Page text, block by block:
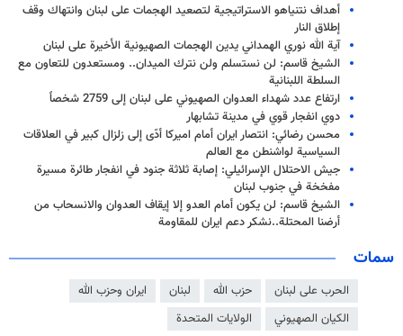
أهداف نتنياهو الاستراتيجية لتصعيد الهجمات على لبنان وانتهاك وقف
إطلاق النار
آية الله نوري الهمداني يدين الهجمات الصهيونية الأخيرة على لبنان
الشيخ قاسم: لن نستسلم ولن نترك الميدان.. ومستعدون للتعاون مع
السلطة اللبنانية
ارتفاع عدد شهداء العدوان الصهيوني على لبنان إلى 2759 شخصاً
دوي انفجار قوي في مدينة تشابهار
محسن رضائي: انتصار ايران أمام اميركا أدّى إلى زلزال كبير في العلاقات
السياسية لواشنطن مع العالم
جيش الاحتلال الإسرائيلي: إصابة ثلاثة جنود في انفجار طائرة مسيرة
مفخخة في جنوب لبنان
الشيخ قاسم: لن يكون أمام العدو إلا إيقاف العدوان والانسحاب من
أرضنا المحتلة..نشكر دعم ايران للمقاومة
سمات
الحرب على لبنان حزب الله لبنان
ايران وحزب الله
الكيان الصهيوني
الولايات المتحدة